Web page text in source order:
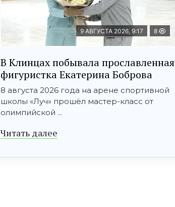
9 АВГУСТА 2026, 9:17 8
В Клинцах побывала прославленная
фигуристка Екатерина Боброва
8 августа 2026 года на арене спортивной
школы «Луч» прошёл мастер-класс от
олимпийской ...
Читать далее